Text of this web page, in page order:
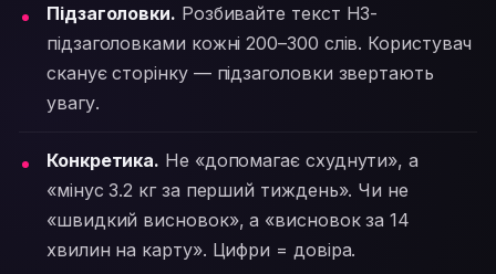
Підзаголовки. Розбивайте текст H3-
підзаголовками кожні 200–300 слів. Користувач
сканує сторінку — підзаголовки звертають
увагу.
Конкретика. Не «допомагає схуднути», а
«мінус 3.2 кг за перший тиждень». Чи не
«швидкий висновок», а «висновок за 14
хвилин на карту». Цифри = довіра.